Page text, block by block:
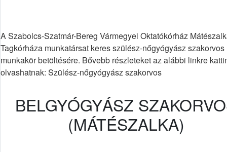
A Szabolcs-Szatmár-Bereg Vármegyei Oktatókórház
Tagkórháza munkatársat keres szülész-nőgyógyász szakorvos
munkakör betöltésére. Bővebb részleteket az alábbi linkre
olvashatnak: Szülész-nőgyógyász szakorvos
BELGYÓGYÁSZ
(MÁTÉSZALKA)